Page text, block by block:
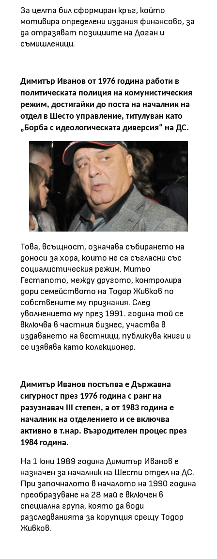
За целта бил сформиран кръг, който
мотивира определени издания финансово, за
да отразяват позициите на Доган и
съмишленици.
Димитър Иванов от 1976 година работи в
политическата полиция на комунистическия
режим, достигайки до поста на началник на
отдел в Шесто управление, титулуван като
„Борба с идеологическата диверсия“ на ДС.
Това, всъщност, означава събирането на
доноси за хора, които не са съгласни със
социалистическия режим. Митьо
Гестапото, между другото, контролира
дори семейството на Тодор Живков по
собствените му признания. След
уволнението му през 1991. година той се
включва в частния бизнес, участва в
издаването на вестници, публикува книги и
се изявява като колекционер.
Димитър Иванов постъпва е Държавна
сигурност през 1976 година с ранг на
разузнавач III степен, а от 1983 година е
началник на отделението и се включва
активно в т.нар. Възродителен процес през
1984 година.
На 1 юни 1989 година Димитър Иванов е
назначен за началник на Шести отдел на ДС.
При започналото в началото на 1990 година
преобразуване на 28 май е включен в
специална група, която да води
разследванията за корупция срещу Тодор
Живков.